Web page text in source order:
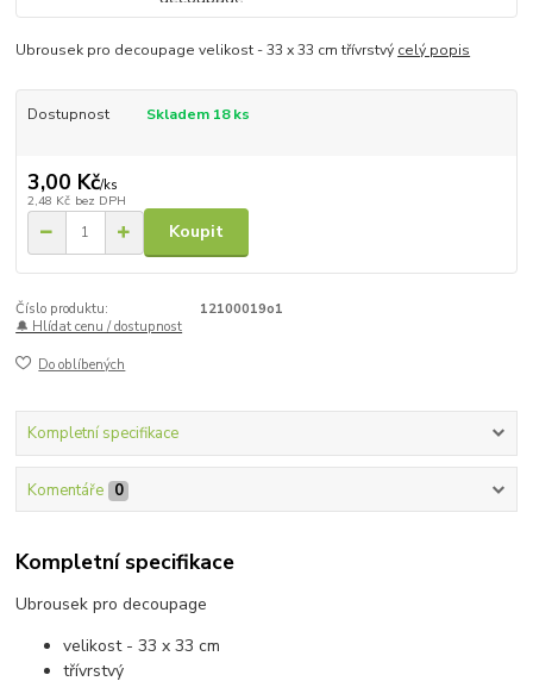
Ubrousek pro decoupage velikost - 33 x 33 cm třívrstvý celý popis
Dostupnost Skladem 18 ks
3,00 Kč/ks
2,48 Kč bez DPH
Koupit
Číslo produktu:
12100019o1
🔔 Hlídat cenu / dostupnost
Do oblíbených
Kompletní specifikace
Komentáře 0
Kompletní specifikace
Ubrousek pro decoupage
velikost - 33 x 33 cm
třívrstvý